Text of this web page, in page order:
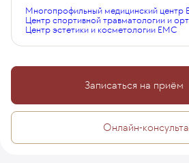
Многопрофильный медицинский центр
Центр спортивной травматологии и
Центр эстетики и косметологии EMC
Записаться на приём
Онлайн-